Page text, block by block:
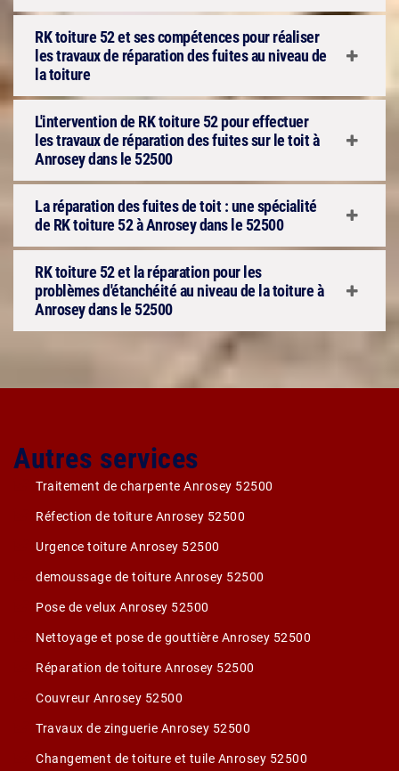
RK toiture 52 et ses compétences pour réaliser
les travaux de réparation des fuites au niveau de
la toiture
L'intervention de RK toiture 52 pour effectuer
les travaux de réparation des fuites sur le toit à
Anrosey dans le 52500
La réparation des fuites de toit : une spécialité
de RK toiture 52 à Anrosey dans le 52500
RK toiture 52 et la réparation pour les
problèmes d'étanchéité au niveau de la toiture à
Anrosey dans le 52500
Autres services
Traitement de charpente Anrosey 52500
Réfection de toiture Anrosey 52500
Urgence toiture Anrosey 52500
demoussage de toiture Anrosey 52500
Pose de velux Anrosey 52500
Nettoyage et pose de gouttière Anrosey 52500
Réparation de toiture Anrosey 52500
Couvreur Anrosey 52500
Travaux de zinguerie Anrosey 52500
Changement de toiture et tuile Anrosey 52500